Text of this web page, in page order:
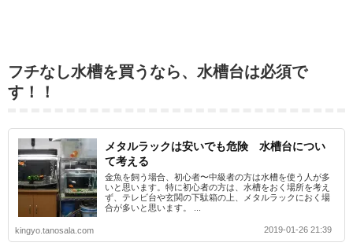
フチなし水槽を買うなら、水槽台は必須で
す！！
メタルラックは安いでも危険 水槽台につい
て考える
金魚を飼う場合、初心者〜中級者の方は水槽を使う人が多
いと思います。特に初心者の方は、水槽をおく場所を考え
ず、テレビ台や玄関の下駄箱の上、メタルラックにおく場
合が多いと思います。 ...
kingyo.tanosala.com 2019-01-26 21:39